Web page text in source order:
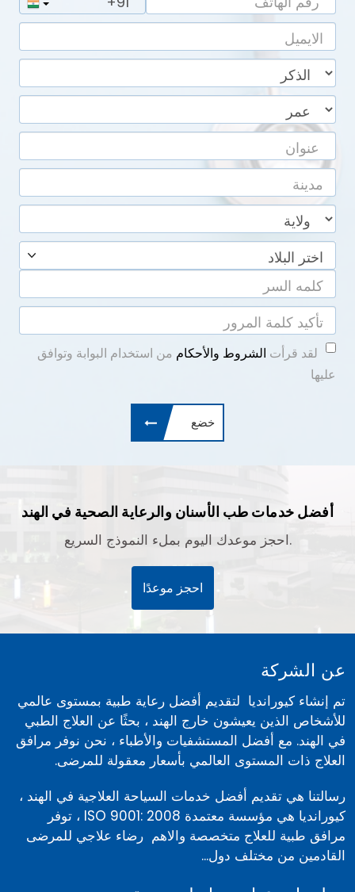
لقد قرأت الشروط والأحكام من استخدام البوابة وتوافق
عليها
أفضل خدمات طب الأسنان والرعاية الصحية في الهند
احجز موعدك اليوم بملء النموذج السريع.
احجز موعدًا
عن الشركة
تم إنشاء كيورانديا لتقديم أفضل رعاية طبية بمستوى عالمي
للأشخاص الذين يعيشون خارج الهند ، بحثًا عن العلاج الطبي
في الهند. مع أفضل المستشفيات والأطباء ، نحن نوفر مرافق
العلاج ذات المستوى العالمي بأسعار معقولة للمرضى.
رسالتنا هي تقديم أفضل خدمات السياحة العلاجية في الهند ،
كيورانديا هي مؤسسة معتمدة ISO 9001: 2008 ، توفر
مرافق طبية للعلاج متخصصة والاهم رضاء علاجي للمرضى
القادمين من مختلف دول...